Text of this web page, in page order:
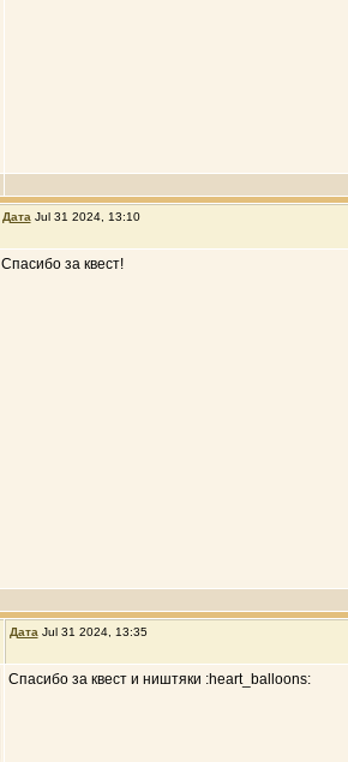
Дата Jul 31 2024, 13:10
Спасибо за квест!
Дата Jul 31 2024, 13:35
Спасибо за квест и ништяки :heart_balloons: